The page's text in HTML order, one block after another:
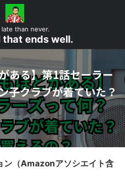
than never.
that ends well.
ある】第1話セーラー
子クラブが着ていた？
ン（Amazonアソシエイト含